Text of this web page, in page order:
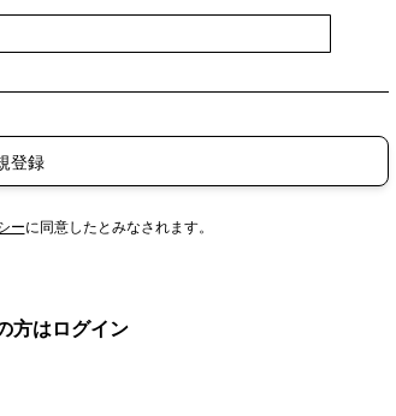
登録
ーに同意したとみなされます。
方はログイン